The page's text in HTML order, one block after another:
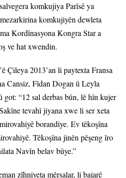
komkujiya Parîsê ya
komkujiyên dewleta
Kordînasyona Kongra Star a
ve hat xwendin.
Çileya 2013’an li paytexta Fransa
Cansiz, Fîdan Dogan û Leyla
“12 sal derbas bûn, lê hîn kujer
tevahî jiyana xwe li ser xeta
borandiye. Ev têkoşîna
Têkoşîna jinên pêşeng îro
Navîn belav bûye.”
zîhniyeta mêrsalar, li bajarê